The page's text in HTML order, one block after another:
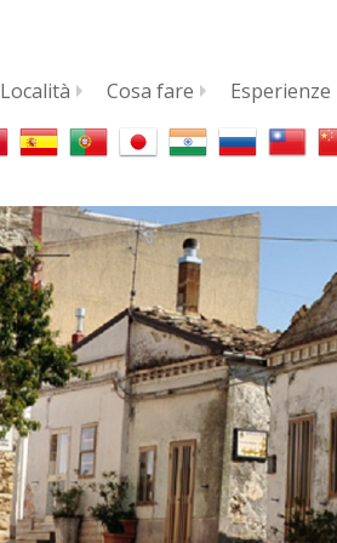
Località Cosa fare Esperienze